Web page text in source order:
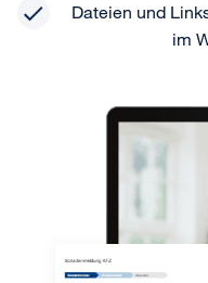
Dateien und
im